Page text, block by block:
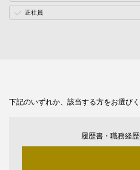
正社員
下記のいずれか、該当する方をお選びく
履歴書・職務経